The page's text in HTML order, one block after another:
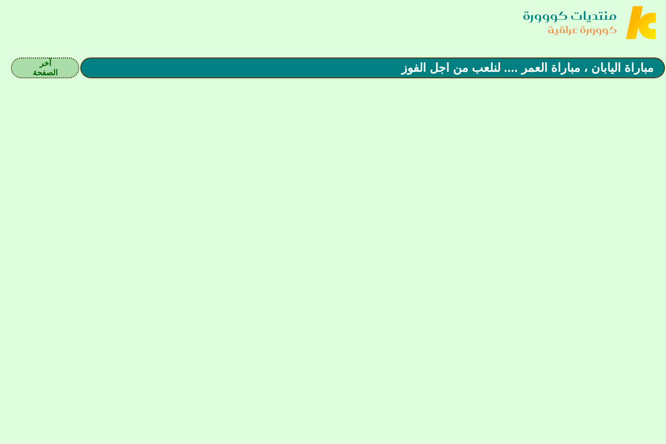
منتديات كووورة
كووورة عراقية
مباراة اليابان ، مباراة العمر .... لنلعب من اجل الفوز
آخر
الصفحة